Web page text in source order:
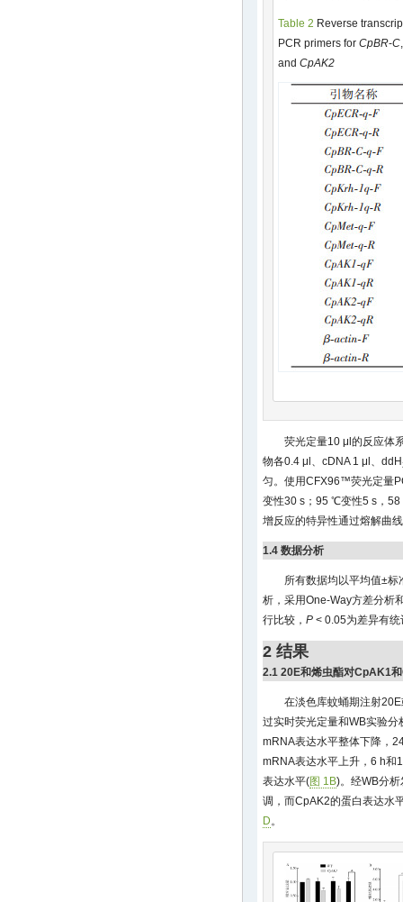
Table 2 Reverse
PCR primers for CpBR-C
and CpAK2
荧光定量10 μl的反应体
物各0.4 μl、cDNA 1 μl、ddH
匀。使用CFX96™荧光定量
变性30 s；95 ℃变性5 s，
增反应的特异性通过熔解曲
1.4 数据分析
所有数据均以平均值±
析，采用One-Way方差分析
行比较， P < 0.05为差异有
2 结果
2.1 20E和烯虫酯对CpAK1
在淡色库蚊蛹期注射
过实时荧光定量和WB实验
mRNA表达水平整体下降，
mRNA表达水平上升，6 h和
表达水平(图 1B)。经WB分
调，而CpAK2的蛋白表达水
D。